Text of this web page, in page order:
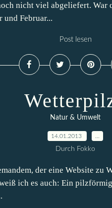
nicht viel abgeliefert. War
und Februar...
Post lesen
Natur & Umwelt
14.01.2013
Durch Fokko
der eine Website zu
ich es auch: Ein